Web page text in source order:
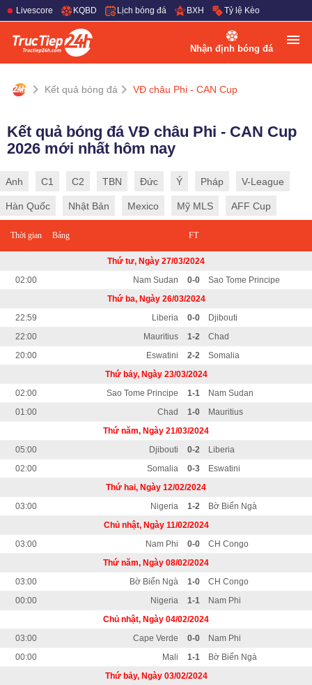
Livescore KQBD Lịch bóng đá BXH Tỷ lệ Kèo
Nhận định bóng đá
Kết quả bóng đá VĐ châu Phi - CAN Cup
Kết quả bóng đá VĐ châu Phi - CAN Cup
2026 mới nhất hôm nay
Anh C1 C2 TBN Đức Ý Pháp V-League
Hàn Quốc Nhật Bản Mexico Mỹ MLS AFF Cup
Thời gian Bảng FT
Thứ tư, Ngày 27/03/2024
02:00
Nam Sudan 0-0
Sao Tome Principe
Thứ ba, Ngày 26/03/2024
22:59
Liberia 0-0
Djibouti
22:00
Mauritius 1-2
Chad
20:00
Eswatini 2-2
Somalia
Thứ bảy, Ngày 23/03/2024
02:00
Sao Tome Principe 1-1
Nam Sudan
01:00
Chad 1-0
Mauritius
Thứ năm, Ngày 21/03/2024
05:00
Djibouti 0-2
Liberia
02:00
Somalia 0-3
Eswatini
Thứ hai, Ngày 12/02/2024
03:00
Nigeria 1-2
Bờ Biển Ngà
Chủ nhật, Ngày 11/02/2024
03:00
Nam Phi 0-0
CH Congo
Thứ năm, Ngày 08/02/2024
03:00
Bờ Biển Ngà 1-0
CH Congo
00:00
Nigeria 1-1
Nam Phi
Chủ nhật, Ngày 04/02/2024
03:00
Cape Verde 0-0
Nam Phi
00:00
Mali 1-1
Bờ Biển Ngà
Thứ bảy, Ngày 03/02/2024